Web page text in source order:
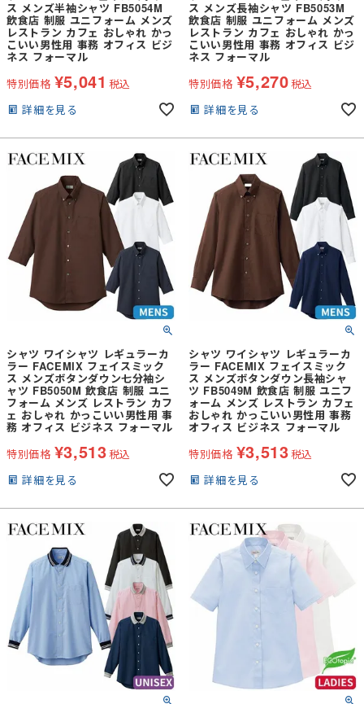
ス メンズ半袖シャツ FB5054M
飲食店 制服 ユニフォーム メンズ
レストラン カフェ おしゃれ かっ
こいい男性用 事務 オフィス ビジ
ネス フォーマル
特別価格 ¥5,041 税込
詳細を見る
ス メンズ長袖シャツ FB5053M
飲食店 制服 ユニフォーム メンズ
レストラン カフェ おしゃれ かっ
こいい男性用 事務 オフィス ビジ
ネス フォーマル
特別価格 ¥5,270税込
詳細を見る
シャツ ワイシャツ レギュラーカ
ラー FACEMIX フェイスミック
ス メンズボタンダウン七分袖シ
ャツ FB5050M 飲食店 制服 ユニ
フォーム メンズ レストラン カフ
ェ おしゃれ かっこいい男性用 事
務 オフィス ビジネス フォーマル
特別価格 ¥3,513税込
詳細を見る
シャツ ワイシャツ レギュラーカ
ラー FACEMIX フェイスミック
ス メンズボタンダウン長袖シャ
ツ FB5049M 飲食店 制服 ユニフ
ォーム メンズ レストラン カフェ
おしゃれ かっこいい男性用 事務
オフィス ビジネス フォーマル
特別価格 ¥3,513税込
詳細を見る